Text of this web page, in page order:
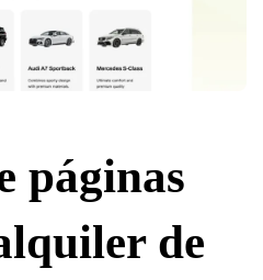
páginas
de